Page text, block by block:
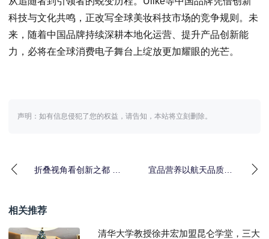
科技与文化共鸣，正改写全球美妆科技市场的竞争规则。未
来，随着中国品牌持续深耕本地化运营、提升产品创新能
力，必将在全球消费电子舞台上绽放更加耀眼的光芒。
声明：如有信息侵犯了您的权益，请告知，本站将立刻删除。
折叠视角看创新之都 三
宜品营养以航天品质，
相关推荐
清华大学教授徐井宏加盟昆仑学堂，三大